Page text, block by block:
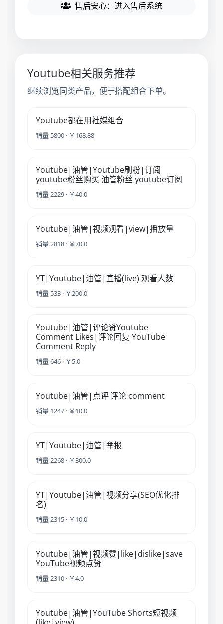
售后安心：进入售后系统
Youtube相关服务推荐
继续浏览同类产品，便于搭配组合下单。
Youtube都在用社媒组合
销量 5800 · ￥168.88
Youtube|油管|Youtube刷粉|订阅
youtube粉丝购买 油管粉丝 youtube订阅
销量 2229 · ￥40.0
Youtube|油管|视频观看|view|播放量
销量 2818 · ￥70.0
YT|Youtube|油管|直播(live) 观看人数
销量 533 · ￥200.0
Youtube|油管|评论赞Youtube
Comment Likes|评论回复 YouTube
Comment Reply
销量 646 · ￥5.0
Youtube|油管|点评 评论 comment
销量 1247 · ￥10.0
YT|Youtube|油管|举报
销量 2268 · ￥300.0
YT|Youtube|油管|视频分享(SEO优化排
名)
销量 2315 · ￥10.0
Youtube|油管|视频赞|like|dislike|save
YouTube视频点赞
销量 2310 · ￥4.0
Youtube|油管|YouTube Shorts短视频